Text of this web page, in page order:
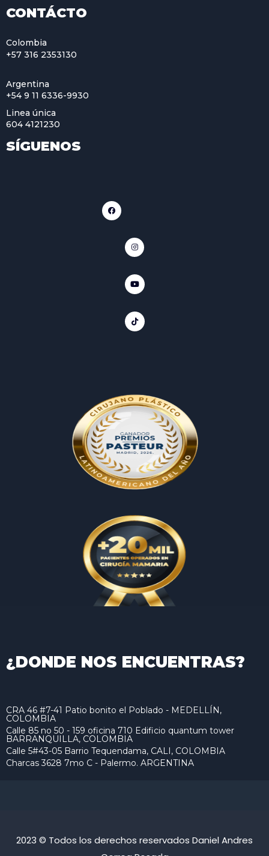
CONTÁCTO
Colombia
+57 316 2353130
Argentina
+54 9 11 6336-9930
Linea única
604 4121230
SÍGUENOS
¿DONDE NOS ENCUENTRAS?
CRA 46 #7-41 Patio bonito el Poblado - MEDELLÍN,
COLOMBIA
Calle 85 no 50 - 159 oficina 710 Edificio quantum tower
BARRANQUILLA, COLOMBIA
Calle 5#43-05 Barrio Tequendama, CALI, COLOMBIA
Charcas 3628 7mo C - Palermo. ARGENTINA
2023 © Todos los derechos reservados Daniel Andres